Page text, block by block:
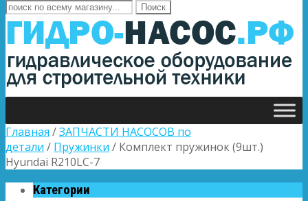
Главная /ЗАПЧАСТИ НАСОСОВ по
детали / Пружинки / Комплект пружинок (9шт.)
Hyundai R210LC-7
Категории